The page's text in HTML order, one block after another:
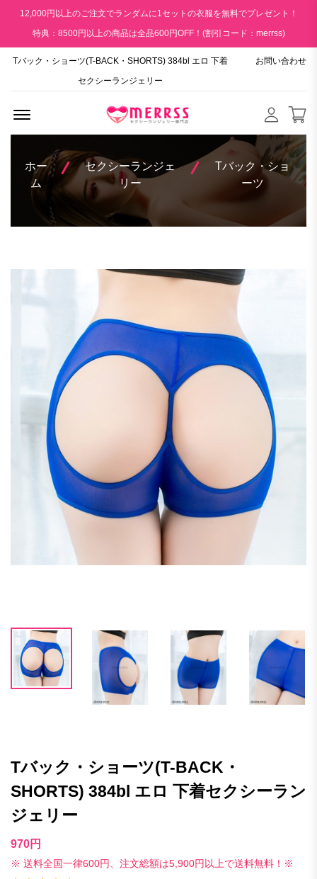
12,000円以上のご注文でランダムに1セットの衣服を無料でプレゼント！
特典：8500円以上の商品は全品600円OFF！(割引コード：merrss)
Tバック・ショーツ(T-BACK・SHORTS) 384bl エロ 下着
セクシーランジェリー
お問い合わせ
ホー
ム
セクシーランジェ
リー
Tバック・ショ
ーツ
Tバック・ショーツ(T-BACK・
SHORTS) 384bl エロ 下着セクシーラン
ジェリー
970円
※ 送料全国一律600円、注文総額は5,900円以上で送料無料！※